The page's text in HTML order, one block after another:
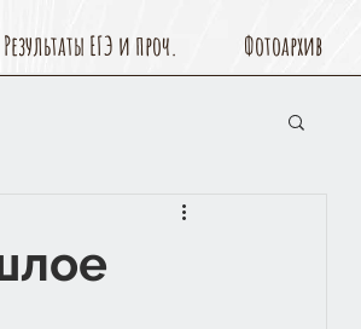
Результаты ЕГЭ и проч. Фотоархив